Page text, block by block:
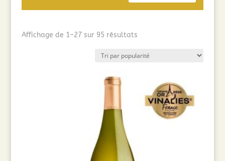
Affichage de 1–27 sur 95 résultatsTrié